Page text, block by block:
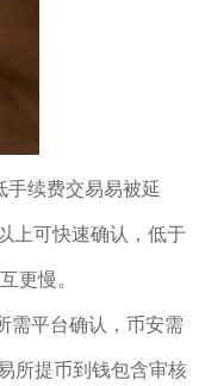
手续费交易易被延
上可快速确认，低于
更慢。
需平台确认，币安需
所提币到钱包含审核